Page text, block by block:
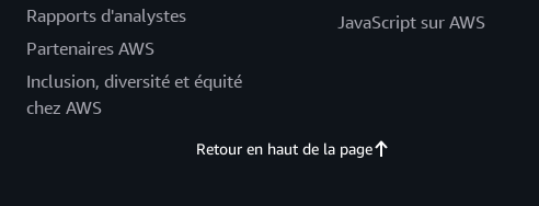
Rapports d'analystes
Partenaires AWS
Inclusion, diversité et équité
chez AWS
JavaScript sur AWS
Retour en haut de la page